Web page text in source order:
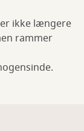
ikke længere
rammer